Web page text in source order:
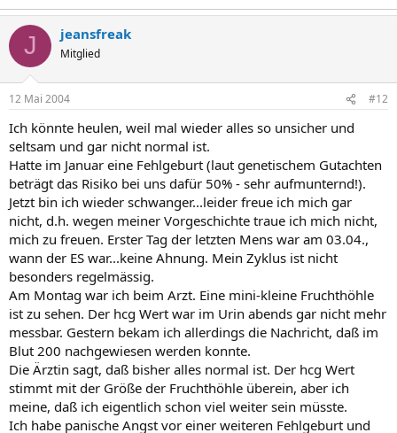
J jeansfreak
Mitglied
12 Mai 2004 #12
Ich könnte heulen, weil mal wieder alles so unsicher und
seltsam und gar nicht normal ist.
Hatte im Januar eine Fehlgeburt (laut genetischem Gutachten
beträgt das Risiko bei uns dafür 50% - sehr aufmunternd!).
Jetzt bin ich wieder schwanger...leider freue ich mich gar
nicht, d.h. wegen meiner Vorgeschichte traue ich mich nicht,
mich zu freuen. Erster Tag der letzten Mens war am 03.04.,
wann der ES war...keine Ahnung. Mein Zyklus ist nicht
besonders regelmässig.
Am Montag war ich beim Arzt. Eine mini-kleine Fruchthöhle
ist zu sehen. Der hcg Wert war im Urin abends gar nicht mehr
messbar. Gestern bekam ich allerdings die Nachricht, daß im
Blut 200 nachgewiesen werden konnte.
Die Ärztin sagt, daß bisher alles normal ist. Der hcg Wert
stimmt mit der Größe der Fruchthöhle überein, aber ich
meine, daß ich eigentlich schon viel weiter sein müsste.
Ich habe panische Angst vor einer weiteren Fehlgeburt und